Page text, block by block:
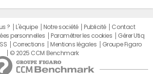
? L'équipe Notre société Publicité
Contact
personnelles Paramétrer les cookies
Gérer Utiq
Corrections Mentions légales
Groupe Figaro
© 2025 CCM Benchmark